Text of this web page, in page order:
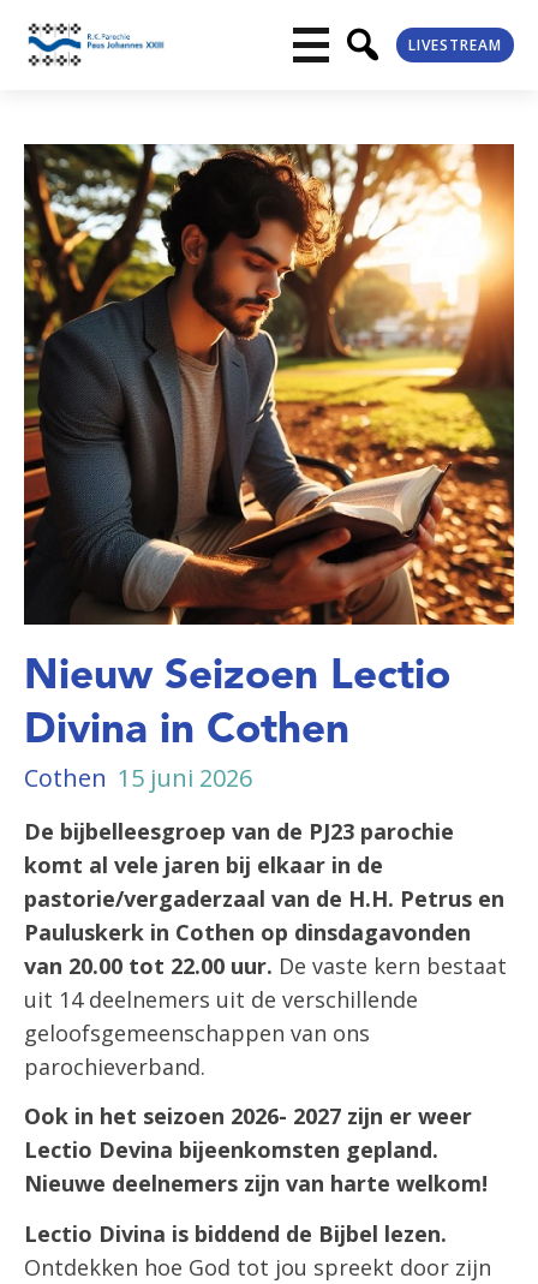
LIVESTREAM
Nieuw Seizoen Lectio
Divina in Cothen
Cothen 15 juni 2026
De bijbelleesgroep van de PJ23 parochie
komt al vele jaren bij elkaar in de
pastorie/vergaderzaal van de H.H. Petrus en
Pauluskerk in Cothen op dinsdagavonden
van 20.00 tot 22.00 uur. De vaste kern bestaat
uit 14 deelnemers uit de verschillende
geloofsgemeenschappen van ons
parochieverband.
Ook in het seizoen 2026- 2027 zijn er weer
Lectio Devina bijeenkomsten gepland.
Nieuwe deelnemers zijn van harte welkom!
Lectio Divina is biddend de Bijbel lezen.
Ontdekken hoe God tot jou spreekt door zijn